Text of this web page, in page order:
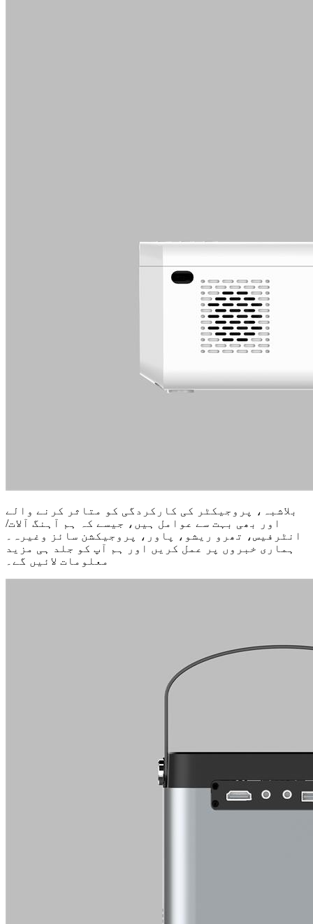
بلاشبہ، پروجیکٹر کی کارکردگی کو متاثر کرنے والے
اور بھی بہت سے عوامل ہیں، جیسے کہ ہم آہنگ آلات/
انٹرفیس، تھرو ریشو، پاور، پروجیکشن سائز وغیرہ۔
ہماری خبروں پر عمل کریں اور ہم آپ کو جلد ہی مزید
معلومات لائیں گے۔